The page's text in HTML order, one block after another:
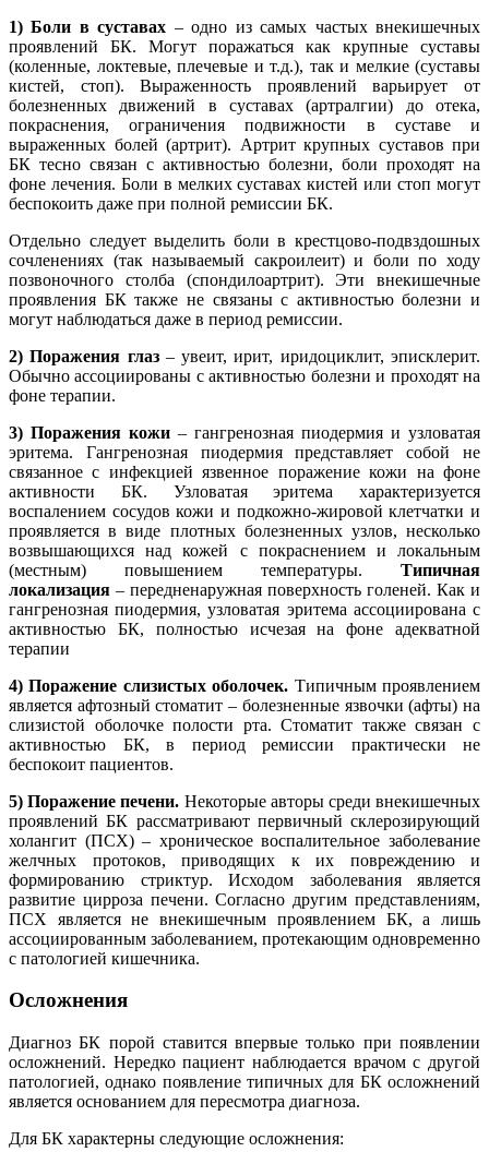
1) Боли в суставах – одно из самых частых внекишечных
проявлений БК. Могут поражаться как крупные суставы
(коленные, локтевые, плечевые и т.д.), так и мелкие (суставы
кистей, стоп). Выраженность проявлений варьирует от
болезненных движений в суставах (артралгии) до отека,
покраснения, ограничения подвижности в суставе и
выраженных болей (артрит). Артрит крупных суставов при
БК тесно связан с активностью болезни, боли проходят на
фоне лечения. Боли в мелких суставах кистей или стоп могут
беспокоить даже при полной ремиссии БК.
Отдельно следует выделить боли в крестцово-подвздошных
сочленениях (так называемый сакроилеит) и боли по ходу
позвоночного столба (спондилоартрит). Эти внекишечные
проявления БК также не связаны с активностью болезни и
могут наблюдаться даже в период ремиссии.
2) Поражения глаз– увеит, ирит, иридоциклит, эписклерит.
Обычно ассоциированы с активностью болезни и проходят на
фоне терапии.
3) Поражения кожи – гангренозная пиодермия и узловатая
эритема. Гангренозная пиодермия представляет собой не
связанное с инфекцией язвенное поражение кожи на фоне
активности БК. Узловатая эритема характеризуется
воспалением сосудов кожи и подкожно-жировой клетчатки и
проявляется в виде плотных болезненных узлов, несколько
возвышающихся над кожей с покраснением и локальным
(местным) повышением температуры. Типичная
локализация – передненаружная поверхность голеней. Как и
гангренозная пиодермия, узловатая эритема ассоциирована с
активностью БК, полностью исчезая на фоне адекватной
терапии
4) Поражение слизистых оболочек. Типичным проявлением
является афтозный стоматит – болезненные язвочки (афты) на
слизистой оболочке полости рта. Стоматит также связан с
активностью БК, в период ремиссии практически не
беспокоит пациентов.
5) Поражение печени. Некоторые авторы среди внекишечных
проявлений БК рассматривают первичный склерозирующий
холангит (ПСХ) – хроническое воспалительное заболевание
желчных протоков, приводящих к их повреждению и
формированию стриктур. Исходом заболевания является
развитие цирроза печени. Согласно другим представлениям,
ПСХ является не внекишечным проявлением БК, а лишь
ассоциированным заболеванием, протекающим одновременно
с патологией кишечника.
Осложнения
Диагноз БК порой ставится впервые только при появлении
осложнений. Нередко пациент наблюдается врачом с другой
патологией, однако появление типичных для БК осложнений
является основанием для пересмотра диагноза.
Для БК характерны следующие осложнения: